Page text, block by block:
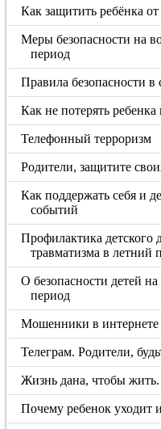
Как защитить ребёнка
Меры безопасности на
период
Правила безопасности в
Как не потерять ребенка
Телефонный терроризм
Родители, защитите
Как поддержать себя и
событий
Профилактика детского
травматизма в летний
О безопасности детей
период
Мошенники в интернете
Телеграм. Родители,
Жизнь дана, чтобы
Почему ребенок уходит